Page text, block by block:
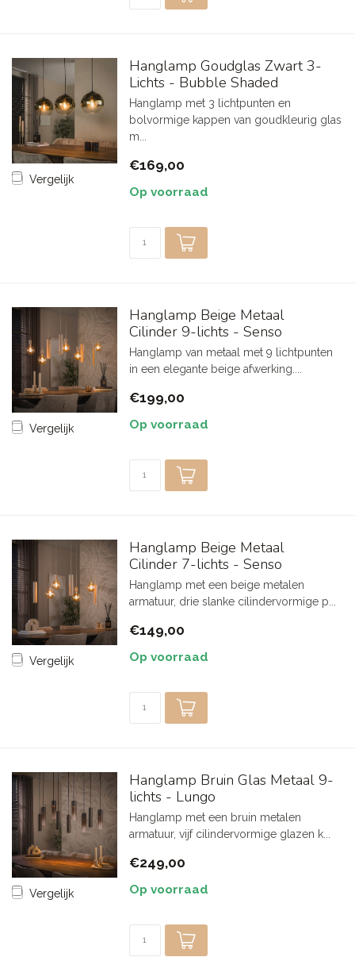
Vergelijk
Hanglamp Goudglas Zwart 3-
Lichts - Bubble Shaded
Hanglamp met 3 lichtpunten en
bolvormige kappen van goudkleurig glas
m...
€169,00
Op voorraad
Vergelijk
Hanglamp Beige Metaal
Cilinder 9-lichts - Senso
Hanglamp van metaal met 9 lichtpunten
in een elegante beige afwerking....
€199,00
Op voorraad
Vergelijk
Hanglamp Beige Metaal
Cilinder 7-lichts - Senso
Hanglamp met een beige metalen
armatuur, drie slanke cilindervormige p...
€149,00
Op voorraad
Vergelijk
Hanglamp Bruin Glas Metaal 9-
lichts - Lungo
Hanglamp met een bruin metalen
armatuur, vijf cilindervormige glazen k...
€249,00
Op voorraad